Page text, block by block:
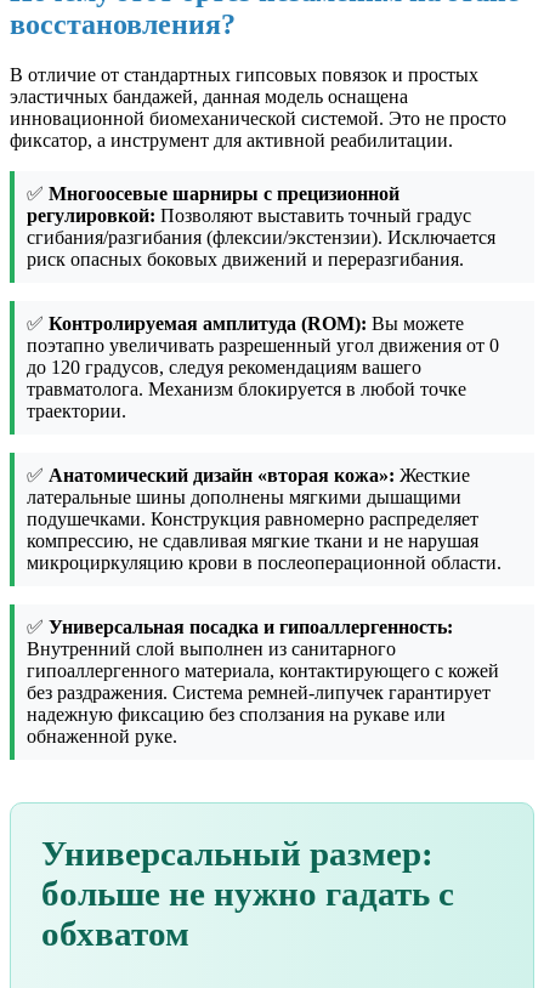
восстановления?
В отличие от стандартных гипсовых повязок и простых
эластичных бандажей, данная модель оснащена
инновационной биомеханической системой. Это не просто
фиксатор, а инструмент для активной реабилитации.
✅ Многоосевые шарниры с прецизионной
регулировкой: Позволяют выставить точный градус
сгибания/разгибания (флексии/экстензии). Исключается
риск опасных боковых движений и переразгибания.
✅ Контролируемая амплитуда (ROM): Вы можете
поэтапно увеличивать разрешенный угол движения от 0
до 120 градусов, следуя рекомендациям вашего
травматолога. Механизм блокируется в любой точке
траектории.
✅ Анатомический дизайн «вторая кожа»: Жесткие
латеральные шины дополнены мягкими дышащими
подушечками. Конструкция равномерно распределяет
компрессию, не сдавливая мягкие ткани и не нарушая
микроциркуляцию крови в послеоперационной области.
✅ Универсальная посадка и гипоаллергенность:
Внутренний слой выполнен из санитарного
гипоаллергенного материала, контактирующего с кожей
без раздражения. Система ремней-липучек гарантирует
надежную фиксацию без сползания на рукаве или
обнаженной руке.
Универсальный размер:
больше не нужно гадать с
обхватом